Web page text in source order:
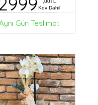
,00TL
Kdv Dahil
Gün Teslimat